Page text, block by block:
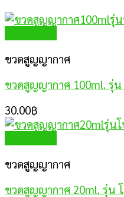
ขวดสูญญากาศ
ขวดสูญญากาศ 100ml. รุ่น
30.00฿
ขวดสูญญากาศ
ขวดสูญญากาศ 20ml. รุ่น